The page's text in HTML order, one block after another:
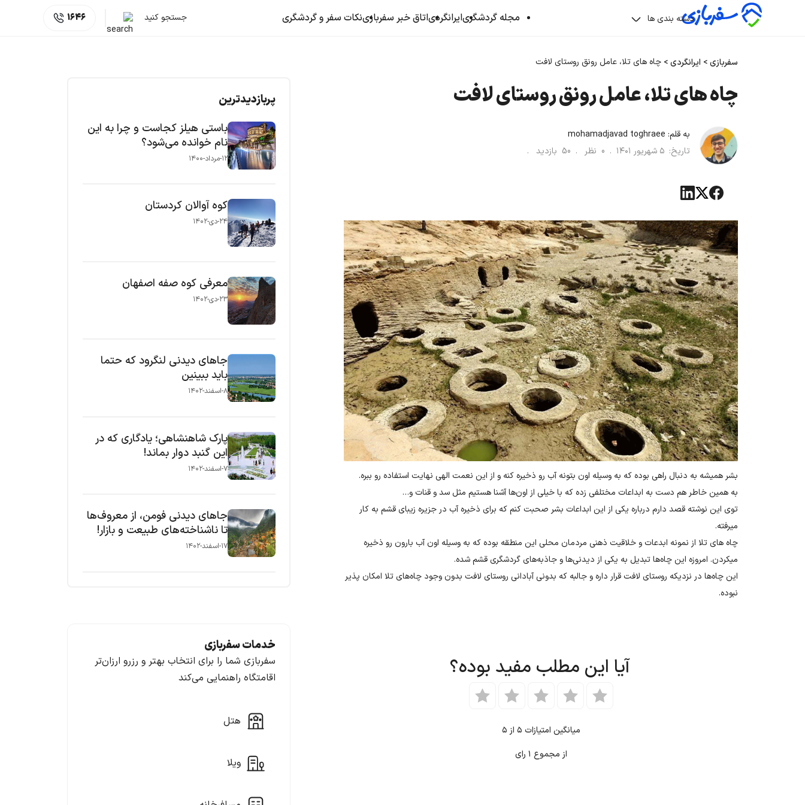
دسته بندی ها مجله گردشگریایرانگردیاتاق خبر سفربازینکات سفر و گردشگری جستجو کنید 1646
سفربازی> ایرانگردی> چاه های تلا، عامل رونق روستای لافت
چاه های تلا، عامل رونق روستای لافت
به قلم: mohamadjavad toghraee
تاریخ: ۵ شهریور ۱۴۰۱ .
0 نظر . 50 بازدید .
بشر همیشه به دنبال راهی بوده که به وسیله اون بتونه آب رو ذخیره کنه و از این نعمت الهی نهایت استفاده رو ببره.
به همین خاطر هم دست به ابداعات مختلفی زده که با خیلی از اون‌‌ها آشنا هستیم مثل سد و قنات و…
توی این نوشته قصد دارم درباره یکی از این ابداعات بشر صحبت کنم که برای ذخیره آب در جزیره زیبای قشم به کار
میرفته.
چاه های تلا از نمونه ابدعات و خلاقیت ذهنی مردمان محلی این منطقه بوده که به وسیله اون آب بارون رو ذخیره
میکردن. امروزه این چاه‌ها تبدیل به یکی از دیدنی‌ها و جاذبه‌های گردشگری قشم شده.
این چاه‌ها در نزدیکه روستای لافت قرار داره و جالبه که بدونی آبادانی روستای لافت بدون وجود چاه‌های تلا امکان پذیر
نبوده.
آیا این مطلب مفید بوده؟
میانگین امتیازات ۵ از ۵
از مجموع ۱ رای
پربازدیدترین
باستی هیلز کجاست و چرا به این
نام خوانده می‌شود؟
۱۲-مرداد-۱۴۰۰
کوه آوالان کردستان
۲۴-دی-۱۴۰۲
معرفی کوه صفه اصفهان
۲۳-دی-۱۴۰۲
جاهای دیدنی لنگرود که حتما
باید ببینین
۸-اسفند-۱۴۰۲
پارک شاهنشاهی؛ یادگاری که در
این گنبد دوار بماند!
۷-اسفند-۱۴۰۲
جاهای دیدنی فومن، از معروف‌ها
تا ناشناخته‌های طبیعت و بازار!
۱۷-اسفند-۱۴۰۲
خدمات سفربازی
سفربازی شما را برای انتخاب بهتر و رزرو ارزان‌تر
اقامتگاه راهنمایی می‌کند
هتل
ویلا